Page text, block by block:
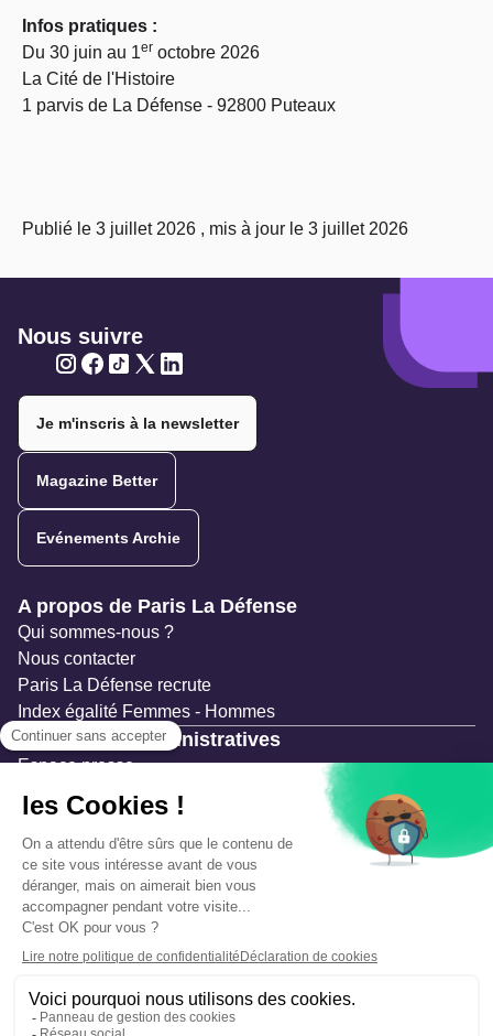
Infos pratiques :
Du 30 juin au 1er octobre 2026
La Cité de l'Histoire
1 parvis de La Défense - 92800 Puteaux
Publié le 3 juillet 2026 , mis à jour le 3 juillet 2026
Nous suivre
Je m'inscris à la newsletter
Magazine Better
Evénements Archie
Navigation secondaire
A propos de Paris La Défense
Qui sommes-nous ?
Nous contacter
Paris La Défense recrute
Index égalité Femmes - Hommes
Ressources administratives
Espace presse
Documentation
Marchés publics
Appels à projets & avis d'attribution
Mesures de publicité
Concertations et enquêtes publiques
Précautions et sécurité
Plan de gestion des risques
Mentions légales
Données personnelles